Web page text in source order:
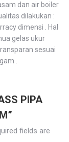
dan air boiler
dilakukan :
dimensi . Hal
gelas ukur
sesuai
.
PIPA
fields are